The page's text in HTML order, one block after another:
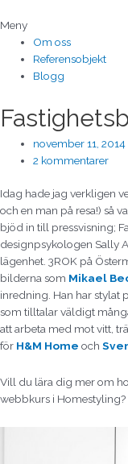
till
innehåll
Meny
Om oss
Referensobjekt
Blogg
november 11, 2014
2 kommentarer
Idag hade jag verkligen
och en man på resa!) så
bjöd in till pressvisning;
designpsykologen Sally
lägenhet. 3ROK på
bilderna som Mikael
inredning. Han har stylat
som tilltalar väldigt
att arbeta med mot vitt,
för H&M Home och
Vill du lära dig mer om
webbkurs i